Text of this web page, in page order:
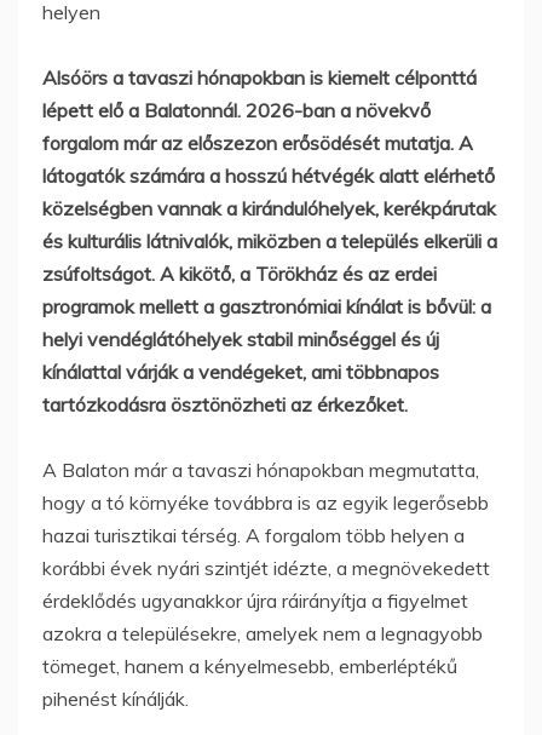
helyen
Alsóörs a tavaszi hónapokban is kiemelt célponttá
lépett elő a Balatonnál. 2026-ban a növekvő
forgalom már az előszezon erősödését mutatja. A
látogatók számára a hosszú hétvégék alatt elérhető
közelségben vannak a kirándulóhelyek, kerékpárutak
és kulturális látnivalók, miközben a település elkerüli a
zsúfoltságot. A kikötő, a Törökház és az erdei
programok mellett a gasztronómiai kínálat is bővül: a
helyi vendéglátóhelyek stabil minőséggel és új
kínálattal várják a vendégeket, ami többnapos
tartózkodásra ösztönözheti az érkezőket.
A Balaton már a tavaszi hónapokban megmutatta,
hogy a tó környéke továbbra is az egyik legerősebb
hazai turisztikai térség. A forgalom több helyen a
korábbi évek nyári szintjét idézte, a megnövekedett
érdeklődés ugyanakkor újra ráirányítja a figyelmet
azokra a településekre, amelyek nem a legnagyobb
tömeget, hanem a kényelmesebb, emberléptékű
pihenést kínálják.